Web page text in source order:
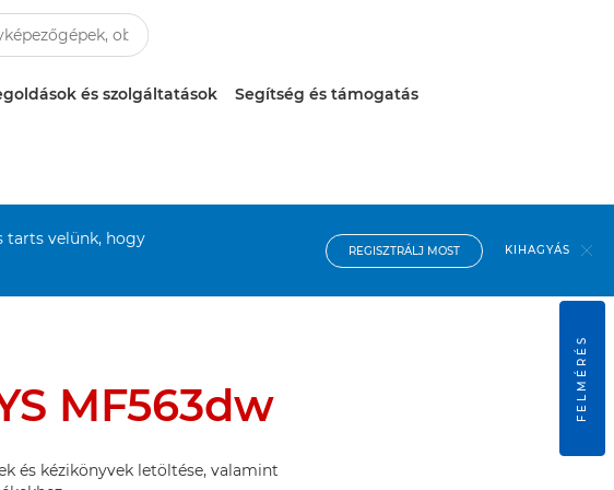
és szolgáltatások Segítség és támogatás
tarts velünk, hogy
REGISZTRÁLJ MOST KIHAGYÁS
MF563dw
és kézikönyvek letöltése, valamint
FELMÉRÉS